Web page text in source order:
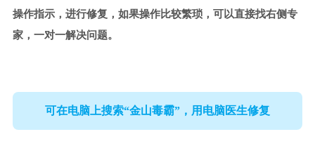
操作指示，进行修复，如果操作比较繁琐，可以直接找右侧专
家，一对一解决问题。
可在电脑上搜索“金山毒霸”，用电脑医生修复